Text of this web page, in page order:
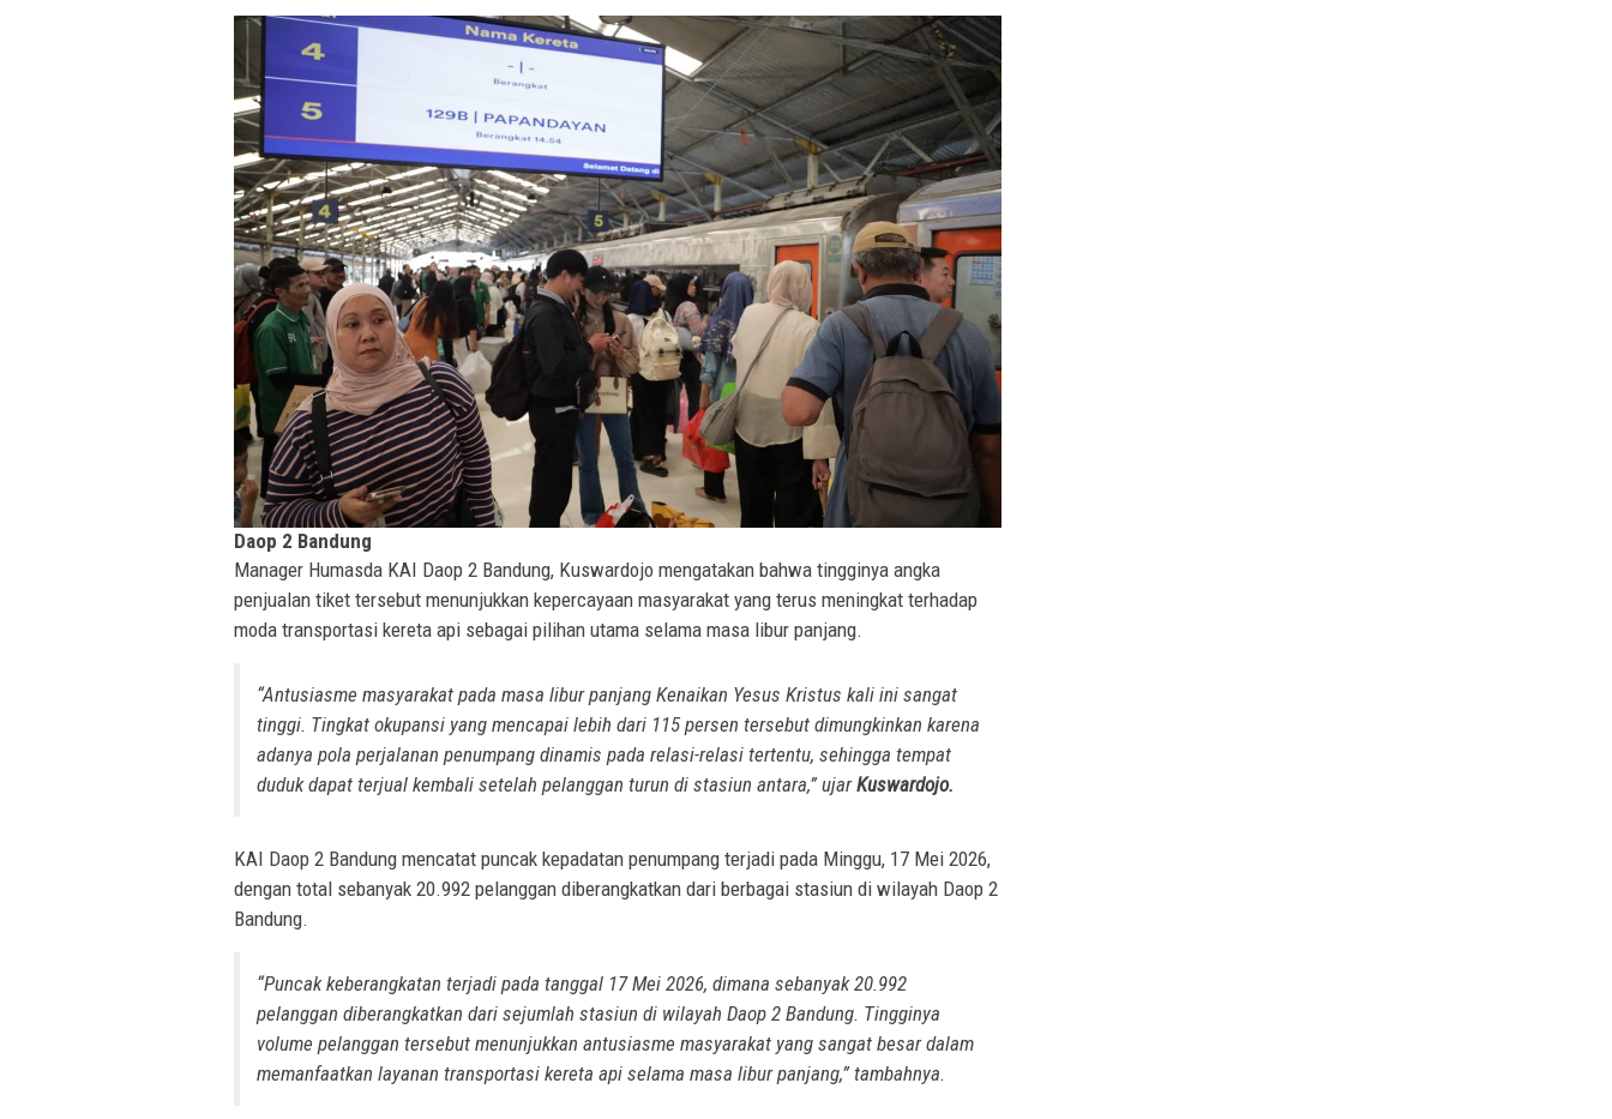
Daop 2 Bandung
Manager Humasda KAI Daop 2 Bandung, Kuswardojo mengatakan bahwa tingginya angka
penjualan tiket tersebut menunjukkan kepercayaan masyarakat yang terus meningkat terhadap
moda transportasi kereta api sebagai pilihan utama selama masa libur panjang.
“Antusiasme masyarakat pada masa libur panjang Kenaikan Yesus Kristus kali ini sangat
tinggi. Tingkat okupansi yang mencapai lebih dari 115 persen tersebut dimungkinkan karena
adanya pola perjalanan penumpang dinamis pada relasi-relasi tertentu, sehingga tempat
duduk dapat terjual kembali setelah pelanggan turun di stasiun antara,” ujarKuswardojo.
KAI Daop 2 Bandung mencatat puncak kepadatan penumpang terjadi pada Minggu, 17 Mei 2026,
dengan total sebanyak 20.992 pelanggan diberangkatkan dari berbagai stasiun di wilayah Daop 2
Bandung.
“Puncak keberangkatan terjadi pada tanggal 17 Mei 2026, dimana sebanyak 20.992
pelanggan diberangkatkan dari sejumlah stasiun di wilayah Daop 2 Bandung. Tingginya
volume pelanggan tersebut menunjukkan antusiasme masyarakat yang sangat besar dalam
memanfaatkan layanan transportasi kereta api selama masa libur panjang,” tambahnya.